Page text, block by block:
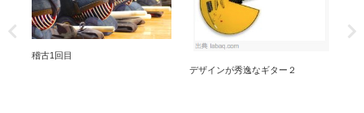
稽古1回目
デザインが秀逸なギター２